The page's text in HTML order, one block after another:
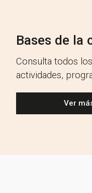
Bases de la
Consulta todos
actividades,
Ver